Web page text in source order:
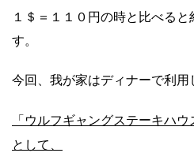
１＄＝１１０円の時と比べる
す。
今回、我が家はディナーで利用
「ウルフギャングステーキハ
として、